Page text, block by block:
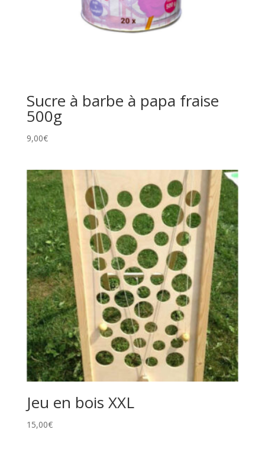
Sucre à barbe à papa fraise
500g
9,00€
Jeu en bois XXL
15,00€